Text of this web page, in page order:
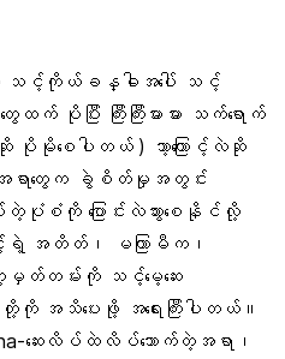
သင့်ကိုယ်ခန္ဓါအပေါ် သင့်
ထက် ပိုပြီး ကြီးကြီးမားမား သက်ရောက်
ပိုမိုစေပါတယ် ) ဘာ့ကြောင့်လဲဆို
အရာတွေက ခွဲစိတ်မှုအတွင်း
ပုံစံကို ပြောင်းလဲသွားစေနိုင်လို့
အတိတ်၊ မကြာမီက၊
တ်တမ်းကို သင့်မေ့ဆေး
သိပေးဖို့ အရေးကြီးပါတယ်။
ဆေးလိပ်ထဲလိပ်သောက်တဲ့အရာ၊